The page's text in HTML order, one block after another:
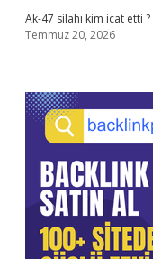
Ak-47 silahı kim icat etti ?
Temmuz 20, 2026